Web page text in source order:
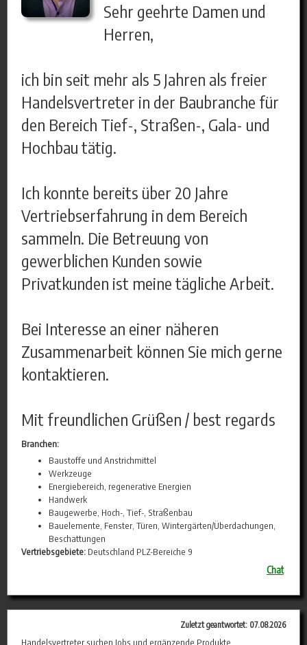
Sehr geehrte Damen und
Herren,
ich bin seit mehr als 5 Jahren als freier
Handelsvertreter in der Baubranche für
den Bereich Tief-, Straßen-, Gala- und
Hochbau tätig.
Ich konnte bereits über 20 Jahre
Vertriebserfahrung in dem Bereich
sammeln. Die Betreuung von
gewerblichen Kunden sowie
Privatkunden ist meine tägliche Arbeit.
Bei Interesse an einer näheren
Zusammenarbeit können Sie mich gerne
kontaktieren.
Mit freundlichen Grüßen / best regards
Branchen:
Baustoffe und Anstrichmittel
Werkzeuge
Energiebereich, regenerative Energien
Handwerk
Baugewerbe, Hoch-, Tief-, Straßenbau
Bauelemente, Fenster, Türen, Wintergärten/Überdachungen,
Beschattungen
Vertriebsgebiete: Deutschland PLZ-Bereiche 9
Chat
Zuletzt geantwortet: 07.08.2026
Handelsvertreter suchen Jobs und ergänzende Produkte